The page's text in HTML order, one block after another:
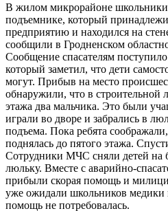
В жилом микрорайоне школьники
подъемнике, который
предприятию и находился на
сообщили в Гродненском
Сообщение спасателям
который заметил, что дети
могут. Прибыв на место
обнаружили, что в строительной
этажа два мальчика. Это были
играли во дворе и забрались в
подъема. Пока ребята
поднялась до пятого этажа.
Сотрудники МЧС сняли детей на
люльку. Вместе с аварийно-
прибыли скорая помощь и
уже ожидали школьников
помощь не потребовалась.